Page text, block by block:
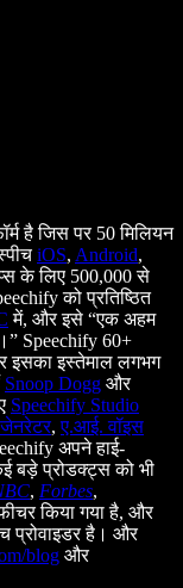
है जिस पर 50 मिलियन
iOS, Android,
के लिए 500,000 से
को प्रतिष्ठित
में, और इसे “एक अहम
Speechify 60+
इसका इस्तेमाल लगभग
Snoop Dogg और
Speechify Studio
,ए.आई. वॉइस
अपने हाई-
बड़े प्रोडक्ट्स को भी
, Forbes,
किया गया है, और
प्रोवाइडर है। और
blog और